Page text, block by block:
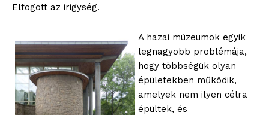
Elfogott az irigység.
A hazai múzeumok egyik
legnagyobb problémája,
hogy többségük olyan
épületekben működik,
amelyek nem ilyen célra
épültek, és